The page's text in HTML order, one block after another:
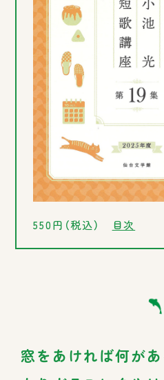
窓をあければ何が
550円（税込） 目次